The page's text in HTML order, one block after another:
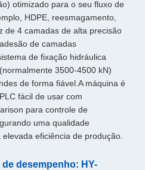
otimizado para o seu fluxo de
HDPE, reesmagamento,
de 4 camadas de alta precisão
de camadas
de fixação hidráulica
3500-4500 kN)
de forma fiável.A máquina é
fácil de usar com
para controle de
uma qualidade
eficiência de produção.
desempenho: HY-